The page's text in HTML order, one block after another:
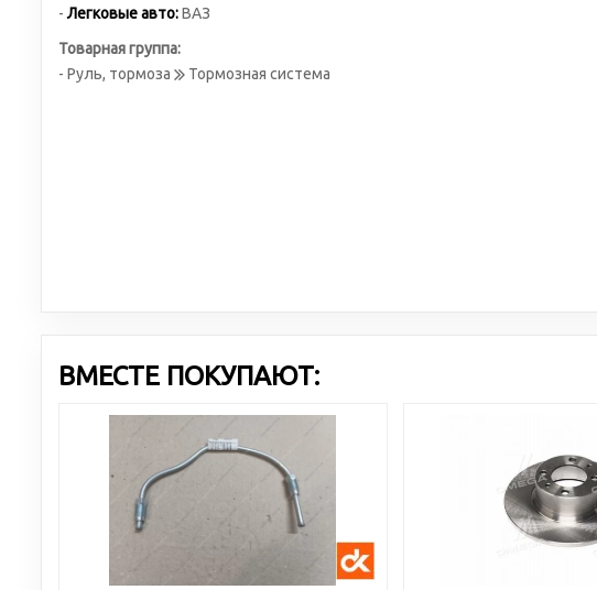
-Легковые авто:ВАЗ
Товарная группа:
- Руль, тормоза
Тормозная система
ВМЕСТЕ ПОКУПАЮТ: